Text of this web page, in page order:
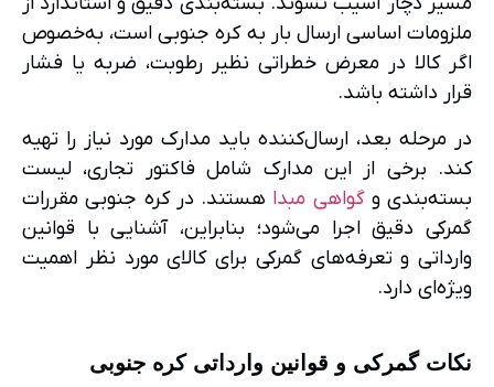
ملزومات اساسی ارسال بار به کره جنوبی است، به‌خصوص
اگر کالا در معرض خطراتی نظیر رطوبت، ضربه یا فشار
قرار داشته باشد.
در مرحله بعد، ارسال‌کننده باید مدارک مورد نیاز را تهیه
کند. برخی از این مدارک شامل فاکتور تجاری، لیست
بسته‌بندی وگواهی مبدا هستند. در کره جنوبی مقررات
گمرکی دقیق اجرا می‌شود؛ بنابراین، آشنایی با قوانین
وارداتی و تعرفه‌های گمرکی برای کالای مورد نظر اهمیت
ویژه‌ای دارد.
نکات گمرکی و قوانین وارداتی کره جنوبی